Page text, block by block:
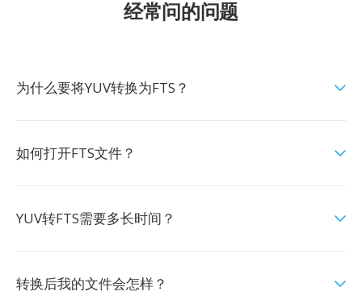
经常问的问题
为什么要将YUV转换为FTS？
如何打开FTS文件？
YUV转FTS需要多长时间？
转换后我的文件会怎样？